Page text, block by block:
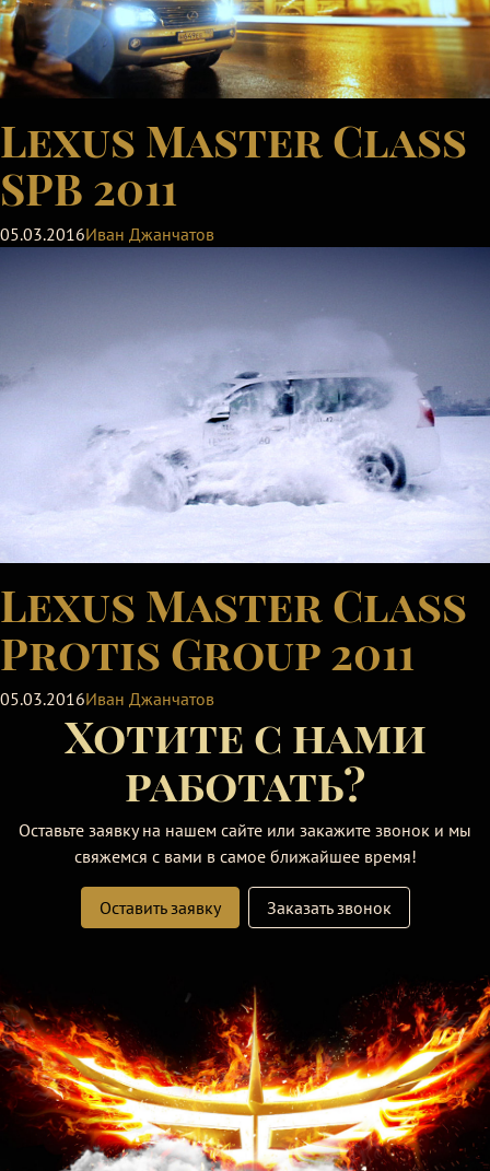
Lexus Master Class
SPB 2011
05.03.2016Иван Джанчатов
Lexus Master Class
Protis Group 2011
05.03.2016Иван Джанчатов
Хотите с нами
работать?
Оставьте заявку на нашем сайте или закажите звонок и мы
свяжемся с вами в самое ближайшее время!
Оставить заявку Заказать звонок